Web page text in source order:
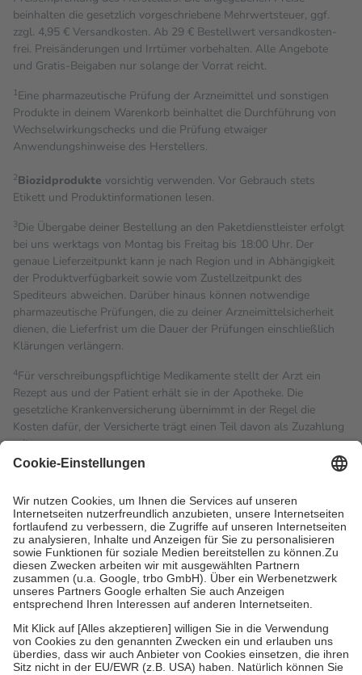
beinhalten die gesetzlich vorgeschriebene Mehrwertsteuer, ggf.
zzgl. 4,95 € Versandkosten. Ab 29 € Bestell­wert versand­kosten­
frei. Preisänderungen und Irrtümer vorbehalten. Alle Angebote
und Gratis-Beigaben nur solange der Vorrat reicht.
1Eine pharmazeutische Prüfung der Arzneimittel und sonstigen
Produkte in deinem Warenkorb beinhaltet die Durchführung von
Wechselwirkungschecks und die Prüfung etwaiger
Anwendungshinweise des Herstellers.
2Biozidprodukte vorsichtig verwenden. Vor Gebrauch stets
Etikett und Produktinformationen lesen.
3Die Übergabe deiner Bestellung an den Paketdienstleister erfolgt
bei uns werktags von Montag bis Freitag bis 18:00 Uhr. Der
genaue Lieferzeitpunkt kann je nach Region und in Abhängigkeit
der Produktverfügbarkeit sowie vom Zustellzeitpunkt des
Spediteurs abweichen. Darüber hinaus können notwendige
pharmazeutische Prüfungen, die zu deiner Arzneimittelsicherheit
dienen, die Lieferfrist um die Dauer der Prüfungen einschließlich
Klärungen verlängern.
4Für verschreibungspflichtige Medikamente stellt der Arzt ein
Rezept aus und der Patient erhält sie in der Apotheke. Die
gesetzliche Krankenversicherung übernimmt in der Regel die
Kosten dafür, der Versicherte trägt einen Teil davon als Zuzahlung
mit.
Grundsätzlich leisten Mitglieder Zuzahlungen in Höhe von zehn
höchstens zehn Euro.
Es sind jedoch nie mehr als die
tatsächlichen Kosten der Leistung zu entrichten.
Diese Regeln gelten grundsätzlich auch für Online-Apotheken.
Bei Heilmitteln und häuslicher Krankenpflege beträgt die
Zuzahlung zehn Prozent der Kosten sowie zehn Euro je
Verordnung.
Um das Engagement der Versicherten für ihre eigene Gesundheit
zu stärken und die besondere Stellung der Familie zu unterstützen,
fallenkeine Zuzahlungenan bei:
• Kindern und Jugendlichen bis zum vollendeten 18. Lebensjahr
mit Ausnahme der Fahrkosten